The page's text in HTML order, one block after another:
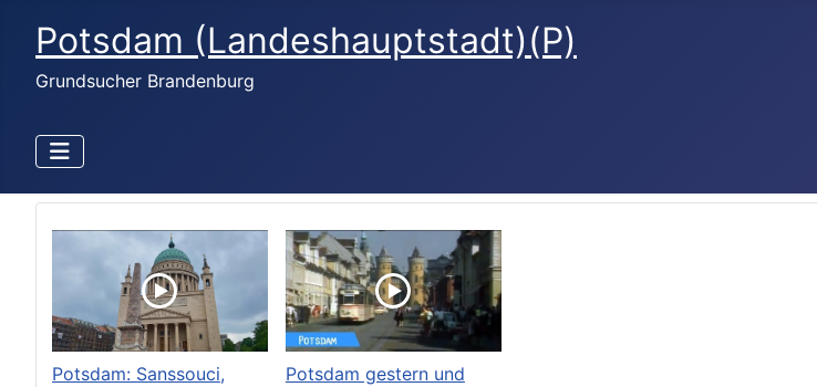
Potsdam (Landeshauptstadt)(P)
Grundsucher Brandenburg
Potsdam: Sanssouci,
Potsdam gestern und